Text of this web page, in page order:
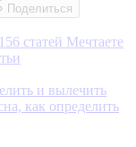
Поделиться
156 статей Мечтаете
как определить